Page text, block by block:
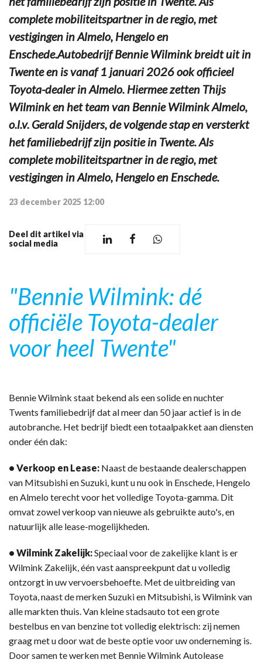
complete mobiliteitspartner in de regio, met
vestigingen in Almelo, Hengelo en
Enschede.Autobedrijf Bennie Wilmink breidt uit in
Twente en is vanaf 1 januari 2026 ook officieel
Toyota-dealer in Almelo. Hiermee zetten Thijs
Wilmink en het team van Bennie Wilmink Almelo,
o.l.v. Gerald Snijders, de volgende stap en versterkt
het familiebedrijf zijn positie in Twente. Als
complete mobiliteitspartner in de regio, met
vestigingen in Almelo, Hengelo en Enschede.
23 december 2025 12:00
Deel dit artikel via
social media
"Bennie Wilmink: dé
officiële Toyota-dealer
voor heel Twente"
Bennie Wilmink staat bekend als een solide en nuchter
Twents familiebedrijf dat al meer dan 50 jaar actief is in de
autobranche. Het bedrijf biedt een totaalpakket aan diensten
onder één dak:
• Verkoop en Lease: Naast de bestaande dealerschappen
van Mitsubishi en Suzuki, kunt u nu ook in Enschede, Hengelo
en Almelo terecht voor het volledige Toyota-gamma. Dit
omvat zowel verkoop van nieuwe als gebruikte auto's, en
natuurlijk alle lease-mogelijkheden.
• Wilmink Zakelijk:Speciaal voor de zakelijke klant is er
Wilmink Zakelijk, één vast aanspreekpunt dat u volledig
ontzorgt in uw vervoersbehoefte. Met de uitbreiding van
Toyota, naast de merken Suzuki en Mitsubishi, is Wilmink van
alle markten thuis. Van kleine stadsauto tot een grote
bestelbus en van benzine tot volledig elektrisch: zij nemen
graag met u door wat de beste optie voor uw onderneming is.
Door samen te werken met Bennie Wilmink Autolease